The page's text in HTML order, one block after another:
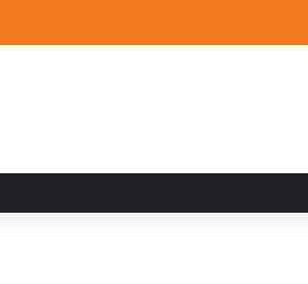
del Curso de Verano de Escuelas Aztecas